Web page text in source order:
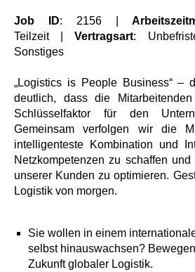
Job ID: 2156 |
Teilzeit |Vertragsart:
Sonstiges
„Logistics is People Business“ –
deutlich, dass die
Schlüsselfaktor für den
Gemeinsam verfolgen wir die
intelligenteste Kombination und
Netzkompetenzen zu schaffen
unserer Kunden zu optimieren.
Logistik von morgen.
Sie wollen in einem
selbst hinauswachsen?
Zukunft globaler Logistik.